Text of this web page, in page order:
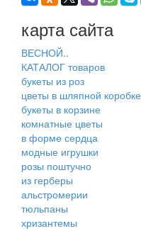
карта сайта
ВЕСНОЙ..
КАТАЛОГ товаров
букеты из роз
цветы в шляпной коробке
букеты в корзине
комнатные цветы
в форме сердца
модные игрушки
розы поштучно
из герберы
альстромерии
тюльпаны
хризантемы